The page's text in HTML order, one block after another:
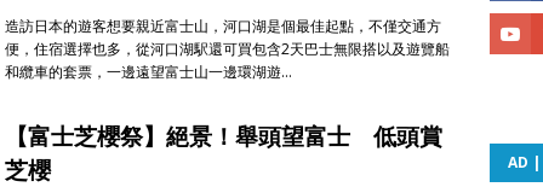
造訪日本的遊客想要親近富士山，河口湖是個最佳起點，不僅交通方
便，住宿選擇也多，從河口湖駅還可買包含2天巴士無限搭以及遊覽船
和纜車的套票，一邊遠望富士山一邊環湖遊…
【富士芝櫻祭】絕景！舉頭望富士 低頭賞
芝櫻
AD |